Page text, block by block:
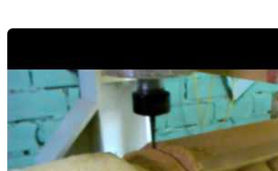
пород:
Идеальный
выбор
для
вашего